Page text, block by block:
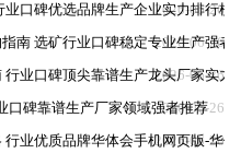
2026-06-26
口碑优选品牌生产企业实力排行榜
2026-06-26
南 选矿行业口碑稳定专业生产强者
2026-06-26
业口碑顶尖靠谱生产龙头厂家实力
2026-06-26
口碑靠谱生产厂家领域强者推荐
2026-06-26
业优质品牌华体会手机网页版-华